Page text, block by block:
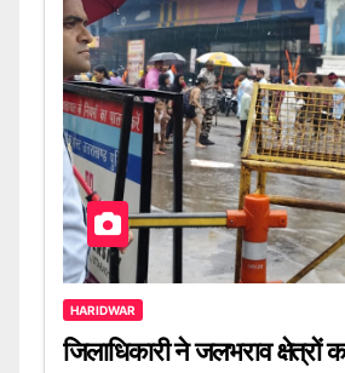
HARIDWAR
जिलाधिकारी ने जलभराव क्षेत्रों